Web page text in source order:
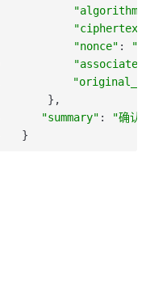
"algorithm"
"ciphertext"
"nonce" :
} ,
"summary" :
"确认
}